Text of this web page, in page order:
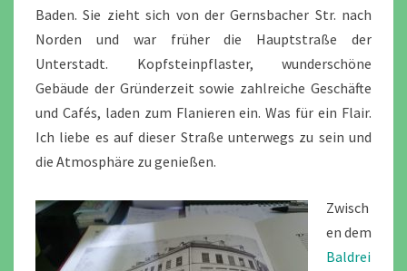
Baden. Sie zieht sich von der Gernsbacher Str. nach
Norden und war früher die Hauptstraße der
Unterstadt. Kopfsteinpflaster, wunderschöne
Gebäude der Gründerzeit sowie zahlreiche Geschäfte
und Cafés, laden zum Flanieren ein. Was für ein Flair.
Ich liebe es auf dieser Straße unterwegs zu sein und
die Atmosphäre zu genießen.
Zwisch
en dem
Baldrei